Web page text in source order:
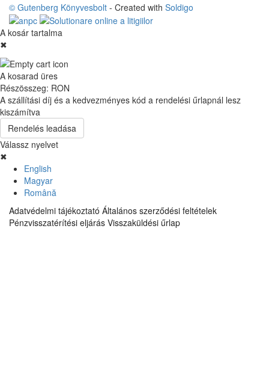
© Gutenberg Könyvesbolt - Created with Soldigo
A kosár tartalma
✖
A kosarad üres
Részösszeg: RON
A szállítási díj és a kedvezményes kód a rendelési űrlapnál lesz
kiszámítva
Rendelés leadása
Válassz nyelvet
✖
English
Magyar
Română
Adatvédelmi tájékoztató Általános szerződési feltételek
Pénzvisszatérítési eljárás Visszaküldési űrlap